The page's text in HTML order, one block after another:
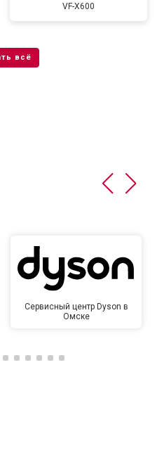
VF-X600
Сервисный центр Dyson в
Омске